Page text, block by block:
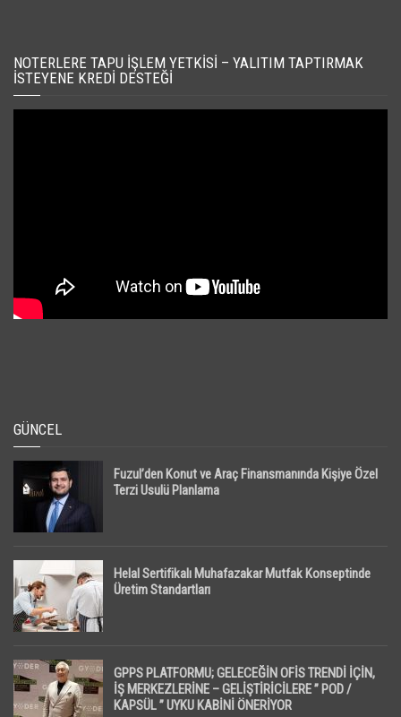
NOTERLERE TAPU İŞLEM YETKISI – YALITIM TAPTIRMAK
İSTEYENE KREDI DESTEĞI
GÜNCEL
Fuzul’den Konut ve Araç Finansmanında Kişiye Özel
Terzi Usulü Planlama
Helal Sertifikalı Muhafazakar Mutfak Konseptinde
Üretim Standartları
GPPS PLATFORMU; GELECEĞİN OFİS TRENDİ İÇİN,
İŞ MERKEZLERİNE – GELİŞTİRİCİLERE ” POD /
KAPSÜL ” UYKU KABİNİ ÖNERİYOR